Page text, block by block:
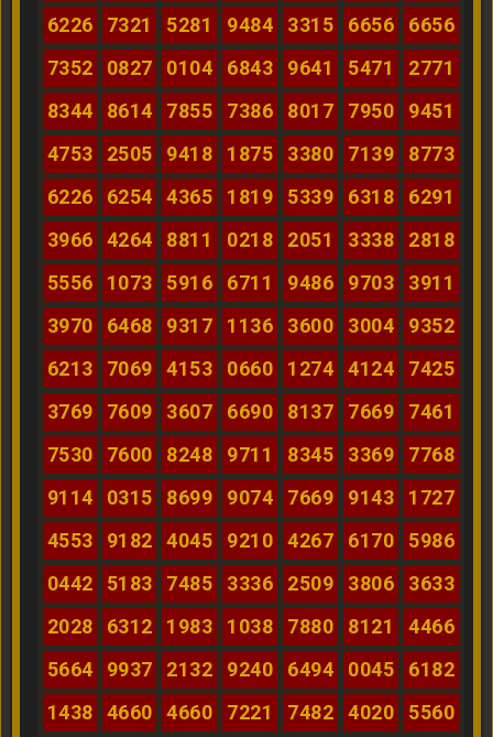
6226
7321 5281 9484 3315 6656
6656
7352
0827 0104 6843 9641 5471
2771
8344
8614 7855 7386 8017 7950
9451
4753
2505 9418 1875 3380 7139
8773
6226
6254 4365 1819 5339 6318
6291
3966
4264 8811 0218 2051 3338
2818
5556
1073 5916 6711 9486 9703
3911
3970
6468 9317 1136 3600 3004
9352
6213
7069 4153 0660 1274 4124
7425
3769
7609 3607 6690 8137 7669
7461
7530
7600 8248 9711 8345 3369
7768
9114
0315 8699 9074 7669 9143
1727
4553
9182 4045 9210 4267 6170
5986
0442
5183 7485 3336 2509 3806
3633
2028
6312 1983 1038 7880 8121
4466
5664
9937 2132 9240 6494 0045
6182
1438
4660 4660 7221 7482 4020
5560